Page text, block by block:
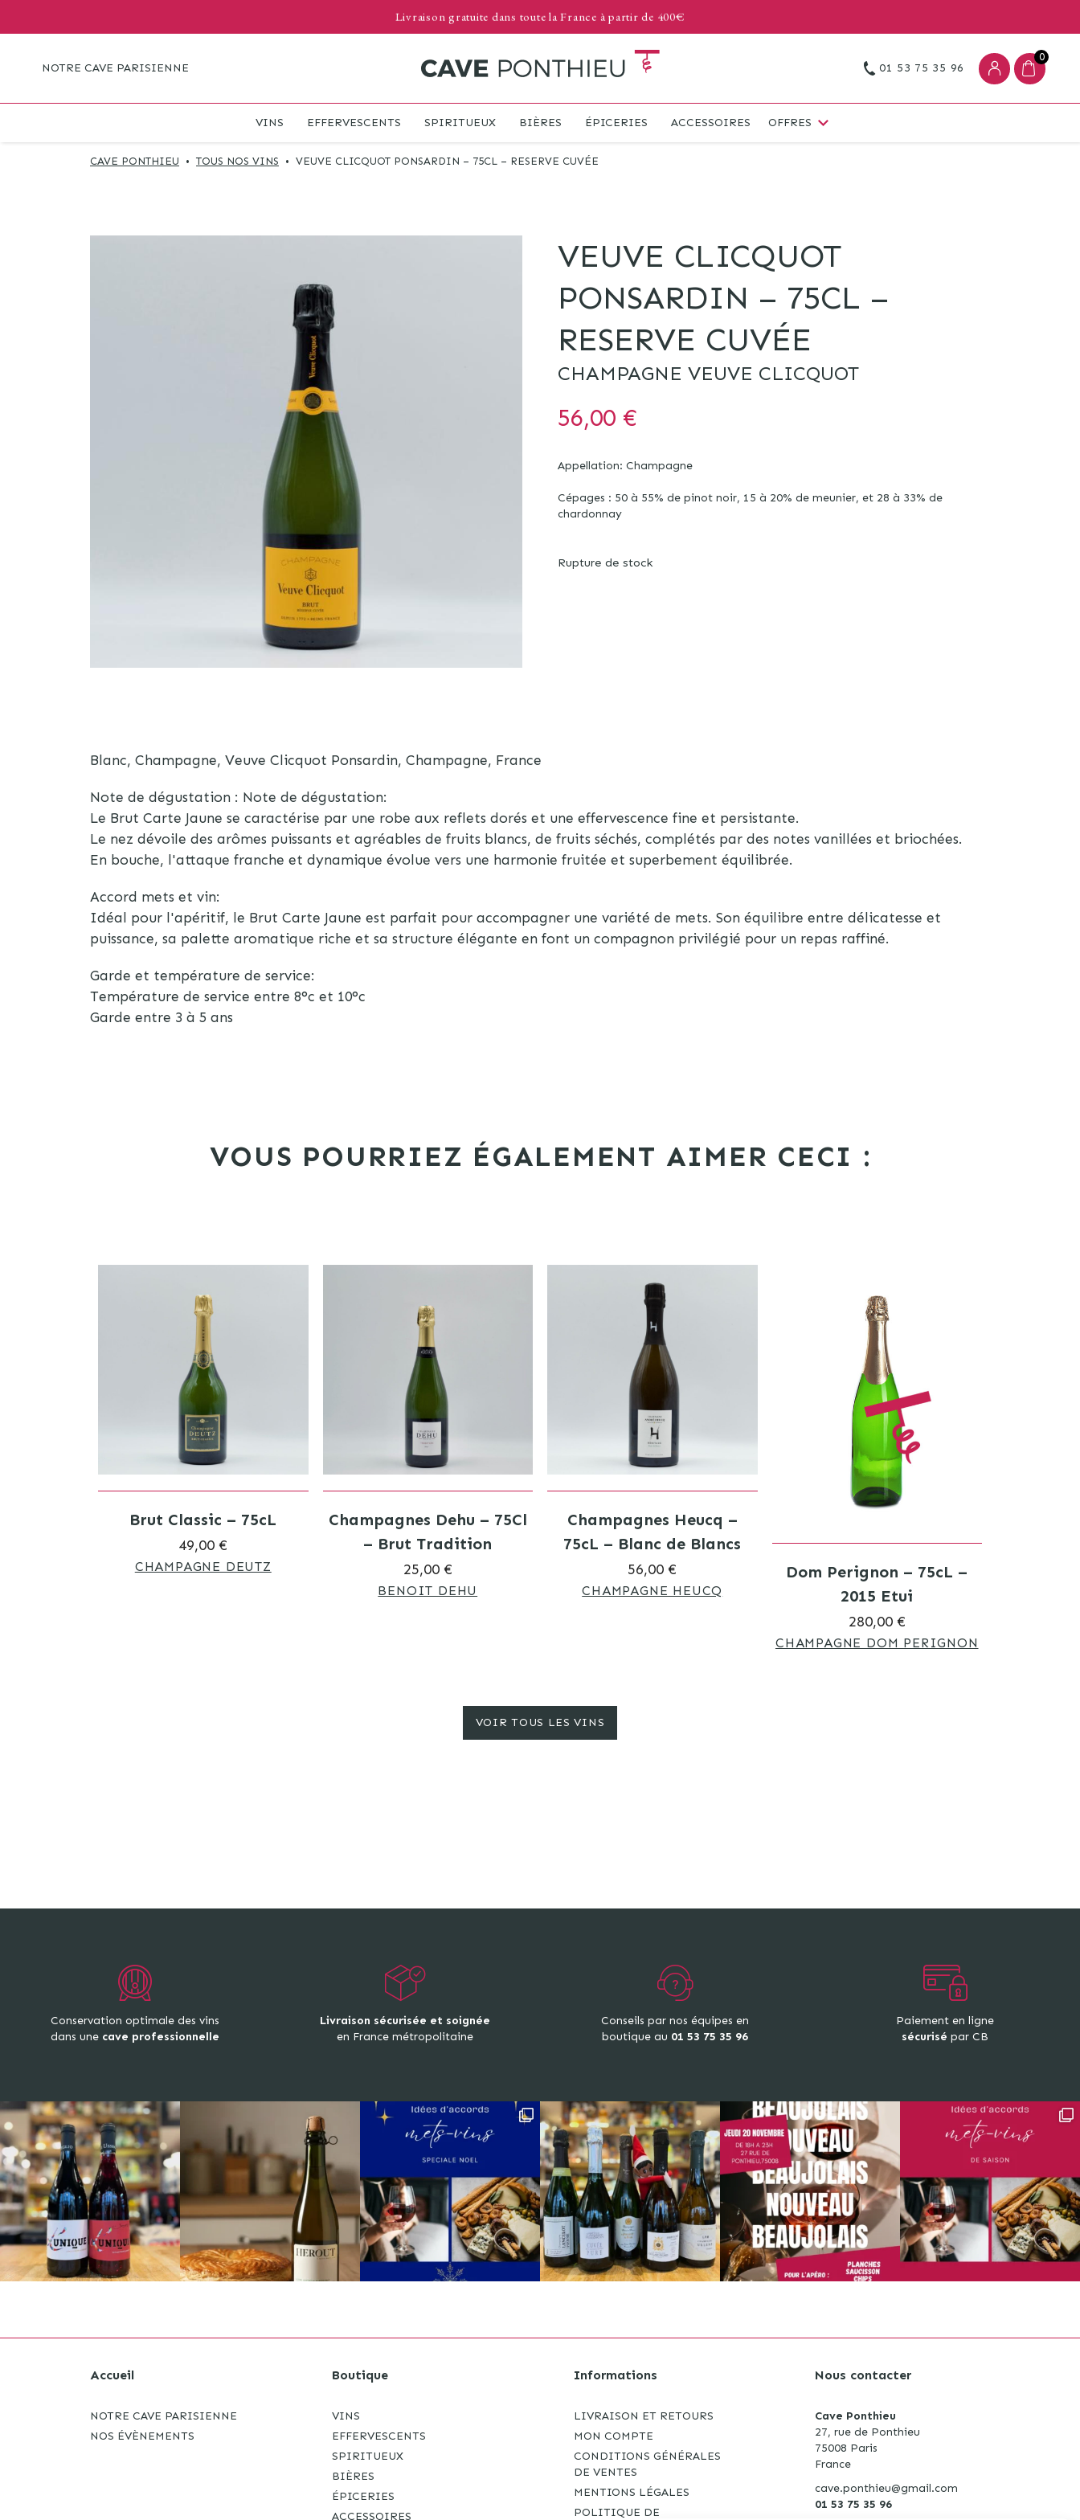
Livraison gratuite dans toute la France à partir de 400€
NOTRE CAVE PARISIENNE 01 53 75 35 96
0
VINS EFFERVESCENTS SPIRITUEUX BIÈRES ÉPICERIES ACCESSOIRES OFFRES
CAVE PONTHIEU • TOUS NOS VINS • VEUVE CLICQUOT PONSARDIN – 75CL – RESERVE CUVÉE
VEUVE CLICQUOT
PONSARDIN – 75CL –
RESERVE CUVÉE
CHAMPAGNE VEUVE CLICQUOT
56,00 €
Appellation: Champagne
Cépages : 50 à 55% de pinot noir, 15 à 20% de meunier, et 28 à 33% de
chardonnay
Rupture de stock
Blanc, Champagne, Veuve Clicquot Ponsardin, Champagne, France
Note de dégustation : Note de dégustation:
Le Brut Carte Jaune se caractérise par une robe aux reflets dorés et une effervescence fine et persistante.
Le nez dévoile des arômes puissants et agréables de fruits blancs, de fruits séchés, complétés par des notes vanillées et briochées.
En bouche, l'attaque franche et dynamique évolue vers une harmonie fruitée et superbement équilibrée.
Accord mets et vin:
Idéal pour l'apéritif, le Brut Carte Jaune est parfait pour accompagner une variété de mets. Son équilibre entre délicatesse et
puissance, sa palette aromatique riche et sa structure élégante en font un compagnon privilégié pour un repas raffiné.
Garde et température de service:
Température de service entre 8°c et 10°c
Garde entre 3 à 5 ans
VOUS POURRIEZ ÉGALEMENT AIMER CECI :
Brut Classic – 75cL
49,00 €
CHAMPAGNE DEUTZ
Champagnes Dehu – 75Cl
– Brut Tradition
25,00 €
BENOIT DEHU
Champagnes Heucq –
75cL – Blanc de Blancs
56,00 €
CHAMPAGNE HEUCQ
Dom Perignon – 75cL –
2015 Etui
280,00 €
CHAMPAGNE DOM PERIGNON
VOIR TOUS LES VINS
Conservation optimale des vins
dans une cave professionnelle
Livraison sécurisée et soignée
en France métropolitaine
Conseils par nos équipes en
boutique au 01 53 75 35 96
Paiement en ligne
sécurisé par CB
Accueil
NOTRE CAVE PARISIENNE
NOS ÉVÈNEMENTS
Boutique
VINS
EFFERVESCENTS
SPIRITUEUX
BIÈRES
ÉPICERIES
ACCESSOIRES
Informations
LIVRAISON ET RETOURS
MON COMPTE
CONDITIONS GÉNÉRALES
DE VENTES
MENTIONS LÉGALES
POLITIQUE DE
Nous contacter
Cave Ponthieu
27, rue de Ponthieu
75008 Paris
France
cave.ponthieu@gmail.com
01 53 75 35 96